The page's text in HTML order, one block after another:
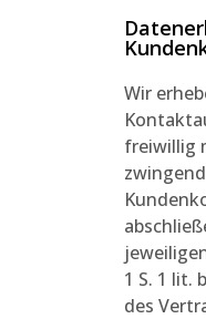
Wir
freiwillig
1 S. 1 lit.
des